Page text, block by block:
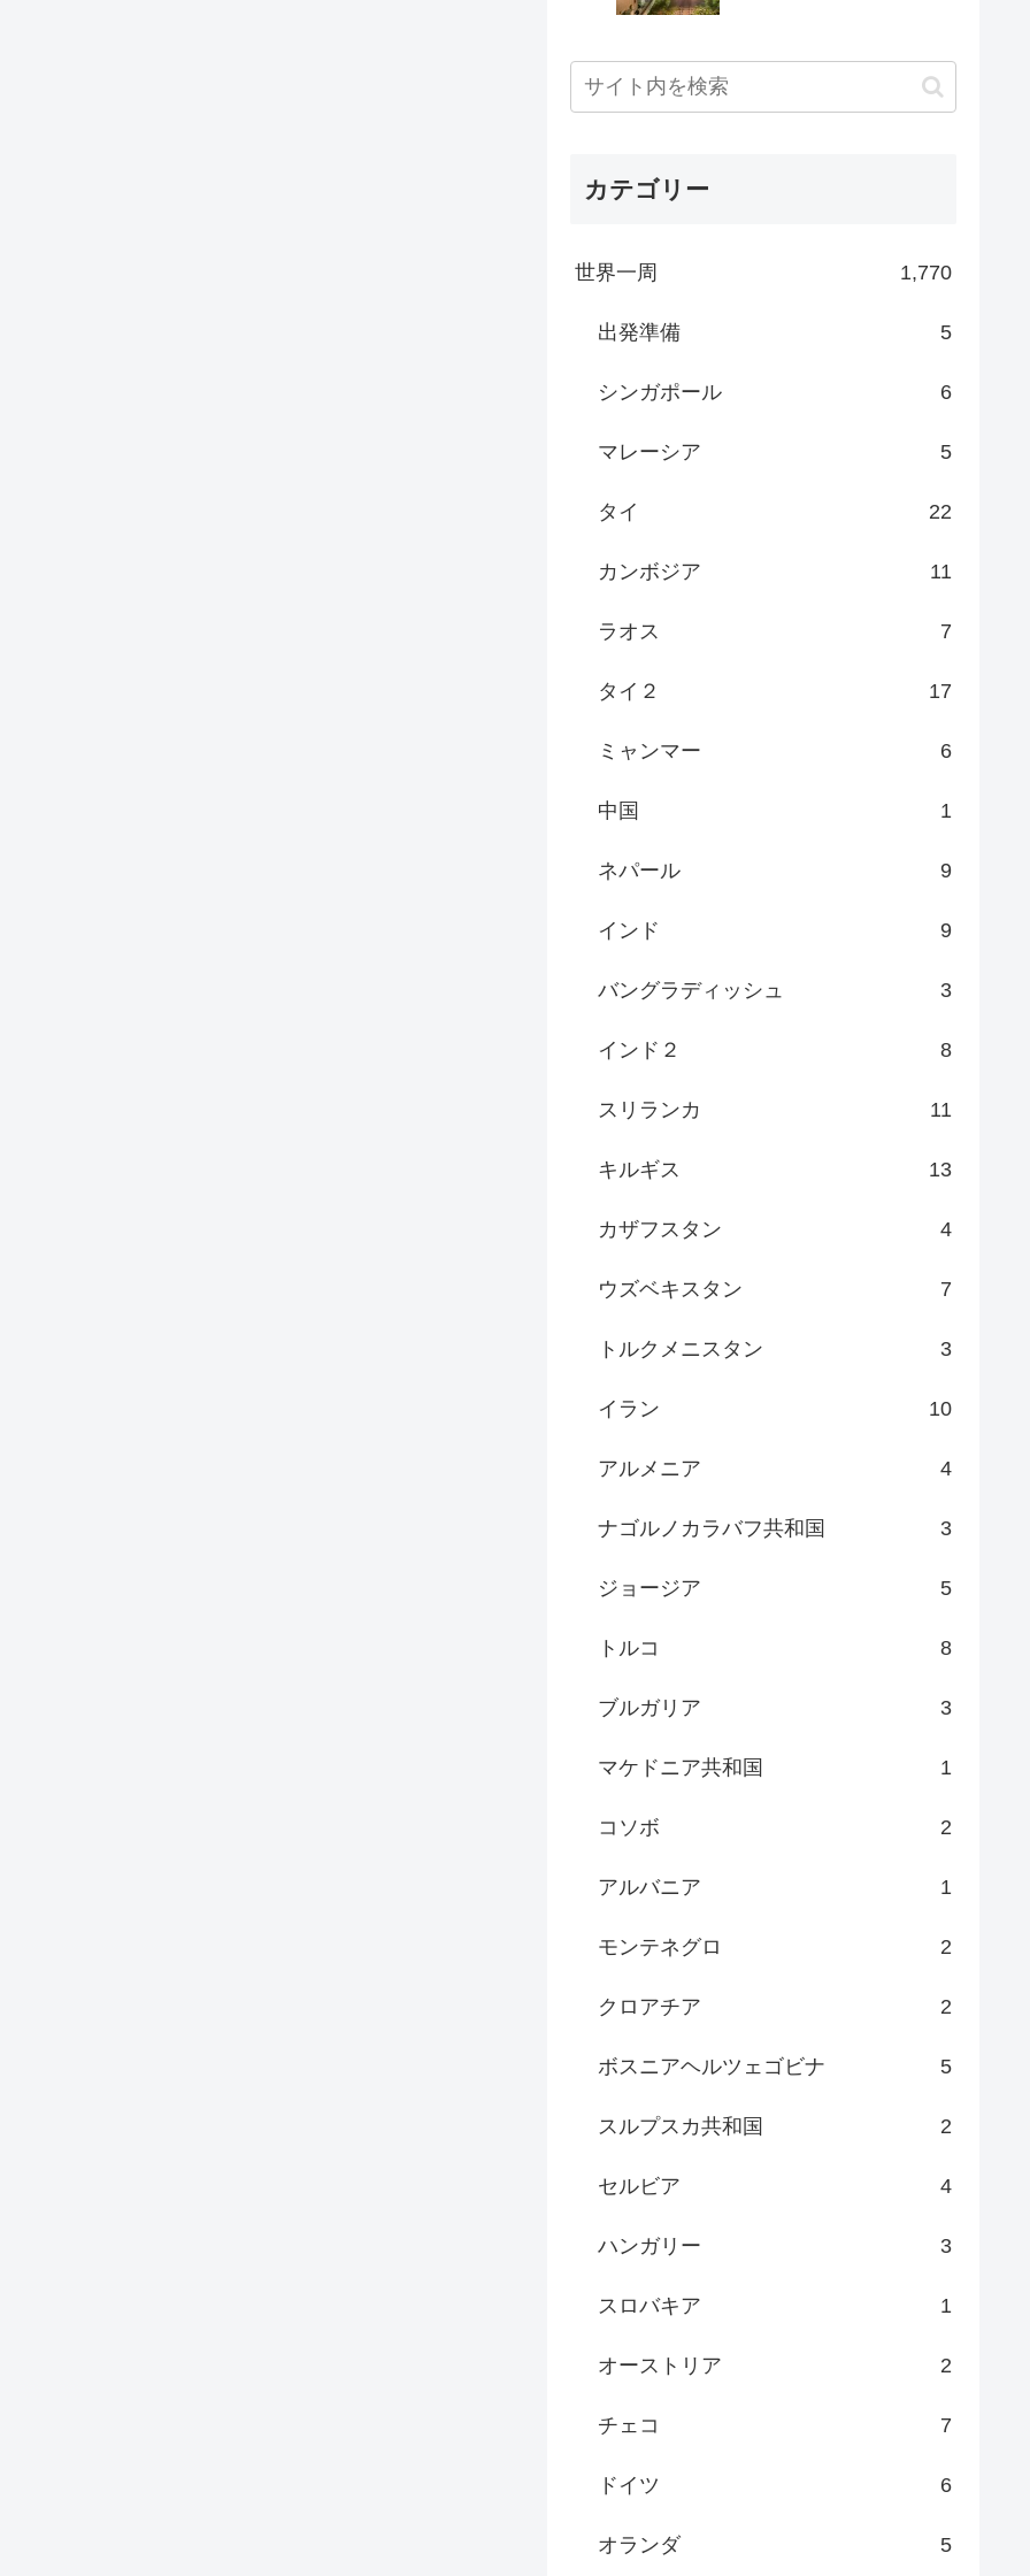
カテゴリー
世界一周 1,770
出発準備 5
シンガポール 6
マレーシア 5
タイ 22
カンボジア 11
ラオス 7
タイ２ 17
ミャンマー 6
中国 1
ネパール 9
インド 9
バングラディッシュ 3
インド２ 8
スリランカ 11
キルギス 13
カザフスタン 4
ウズベキスタン 7
トルクメニスタン 3
イラン 10
アルメニア 4
ナゴルノカラバフ共和国 3
ジョージア 5
トルコ 8
ブルガリア 3
マケドニア共和国 1
コソボ 2
アルバニア 1
モンテネグロ 2
クロアチア 2
ボスニアヘルツェゴビナ 5
スルプスカ共和国 2
セルビア 4
ハンガリー 3
スロバキア 1
オーストリア 2
チェコ 7
ドイツ 6
オランダ 5